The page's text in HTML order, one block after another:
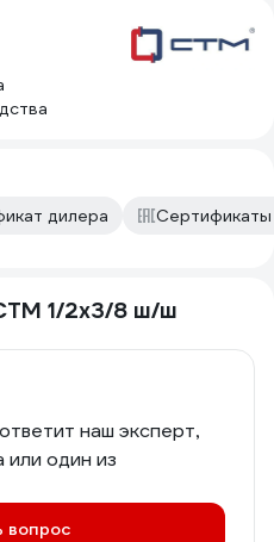
дилера Сертификаты
1/2x3/8 ш/ш
наш эксперт,
или один из
вопрос